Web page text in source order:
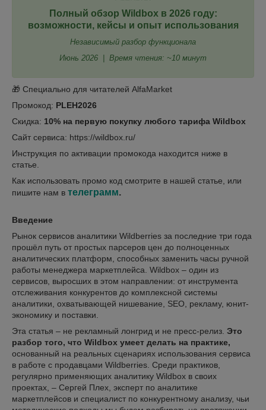
Полный обзор Wildbox в 2026 году:
возможности, кейсы и опыт использования
Независимый разбор функционала
Июнь 2026 | Время чтения: ~10 минут
🎁 Специально для читателей AlfaMarket
Промокод: PLEH2026
Скидка: 10% на первую покупку любого тарифа Wildbox
Сайт сервиса: https://wildbox.ru/
Инструкция по активации промокода находится ниже в
статье.
Как использовать промо код смотрите в нашей статье, или
пишите нам в телеграмм.
Введение
Рынок сервисов аналитики Wildberries за последние три года
прошёл путь от простых парсеров цен до полноценных
аналитических платформ, способных заменить часы ручной
работы менеджера маркетплейса. Wildbox – один из
сервисов, выросших в этом направлении: от инструмента
отслеживания конкурентов до комплексной системы
аналитики, охватывающей нишевание, SEO, рекламу, юнит-
экономику и поставки.
Эта статья – не рекламный лонгрид и не пресс-релиз. Это
разбор того, что Wildbox умеет делать на практике,
основанный на реальных сценариях использования сервиса
в работе с продавцами Wildberries. Среди практиков,
регулярно применяющих аналитику Wildbox в своих
проектах, – Сергей Плех, эксперт по аналитике
маркетплейсов и специалист по конкурентному анализу, чьи